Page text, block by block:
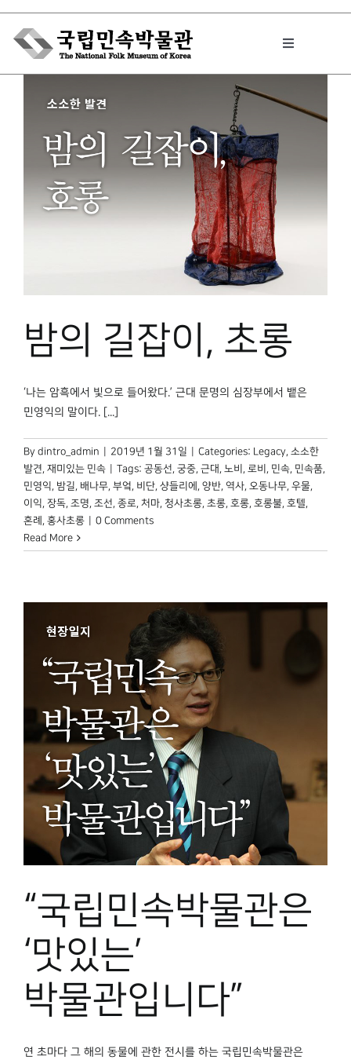
Skip
content
Toggle
박물관에서는
민속이야기
원문보기 PDF
박물관 홈페이지
밤의 길잡이, 초롱
‘나는 암흑에서 빛으로 들어왔다.’ 근대 문명의 심장부에서 뱉은
민영익의 말이다. [...]
By dintro_admin 2019년 1월 31일 Categories: Legacy 소소한
발견 재미있는 민속 Tags: 공동선 궁중 근대 노비 로비 민속 민속품
민영익 밤길 배나무 부엌 비단 샹들리에 양반 역사 오동나무 우물
이익 장독 조명 조선 종로 처마 청사초롱 초롱 호롱 호롱불 호텔
혼례
홍사초롱
0 Comments
Read More
“국립민속박물관은
‘맛있는’
박물관입니다”
연 초마다 그 해의 동물에 관한 전시를 하는 국립민속박물관은